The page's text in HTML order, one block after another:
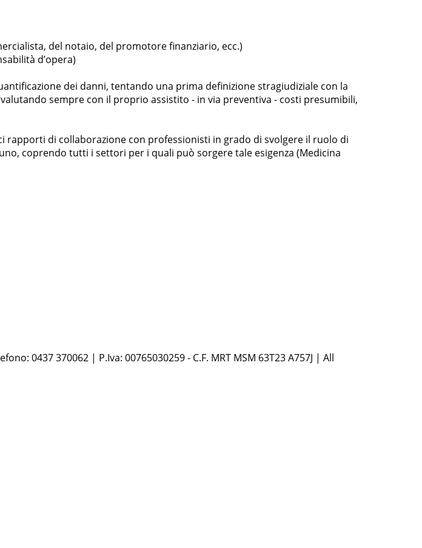
del notaio, del promotore finanziario, ecc.)
d’opera)
dei danni, tentando una prima definizione stragiudiziale con la
sempre con il proprio assistito - in via preventiva - costi presumibili,
di collaborazione con professionisti in grado di svolgere il ruolo di
coprendo tutti i settori per i quali può sorgere tale esigenza (Medicina
0437 370062 | P.Iva: 00765030259 - C.F. MRT MSM 63T23 A757J | All